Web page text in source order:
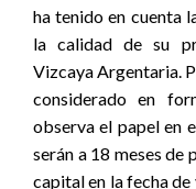
ha tenido en cuenta
la calidad de su
Vizcaya Argentaria.
considerado en
observa el papel en
serán a 18 meses
capital en la fecha